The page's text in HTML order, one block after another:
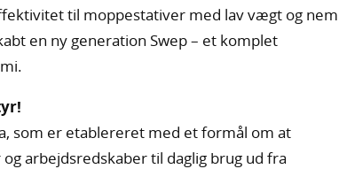
til moppestativer med lav vægt og nem
en ny generation Swep – et komplet
som er etablereret med et formål om at
arbejdsredskaber til daglig brug ud fra